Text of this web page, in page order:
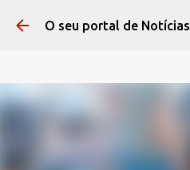
O seu portal de Notícias